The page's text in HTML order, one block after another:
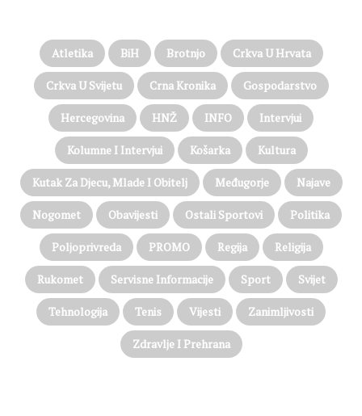
Atletika BiH Brotnjo Crkva U Hrvata
Crkva U Svijetu Crna Kronika Gospodarstvo
Hercegovina HNŽ INFO Intervjui
Kolumne I Intervjui Košarka Kultura
Kutak Za Djecu, Mlade I Obitelj Međugorje Najave
Nogomet Obavijesti Ostali Sportovi Politika
Poljoprivreda PROMO Regija Religija
Rukomet Servisne Informacije Sport Svijet
Tehnologija Tenis Vijesti Zanimljivosti
Zdravlje I Prehrana